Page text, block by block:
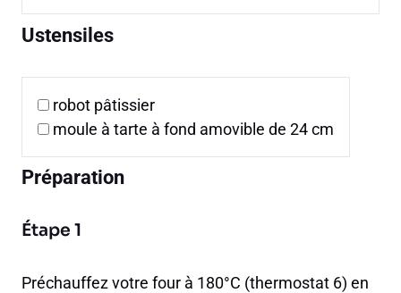
Ustensiles
robot pâtissier
moule à tarte à fond amovible de 24 cm
Préparation
Étape 1
Préchauffez votre four à 180°C (thermostat 6) en